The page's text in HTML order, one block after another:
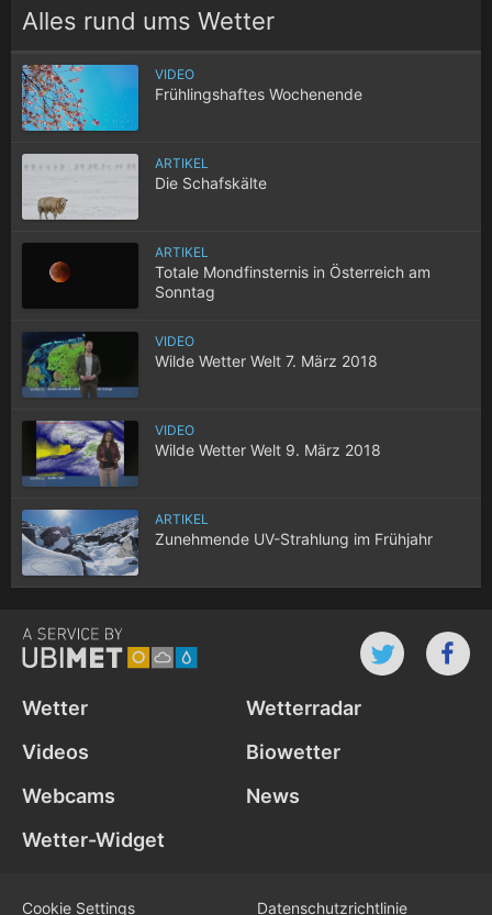
Alles rund ums Wetter
VIDEO
Frühlingshaftes Wochenende
ARTIKEL
Die Schafskälte
ARTIKEL
Totale Mondfinsternis in Österreich am
Sonntag
VIDEO
Wilde Wetter Welt 7. März 2018
VIDEO
Wilde Wetter Welt 9. März 2018
ARTIKEL
Zunehmende UV-Strahlung im Frühjahr
Wetter
Wetterradar
Videos
Biowetter
Webcams
News
Wetter-Widget
Cookie Settings Datenschutz­richtlinie